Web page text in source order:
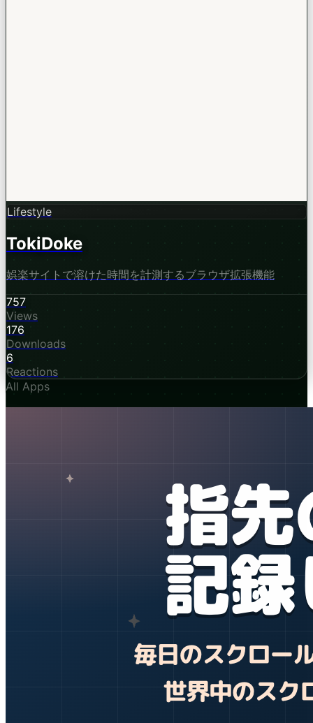
Lifestyle
TokiDoke
娯楽サイトで溶けた時間を計測するブラウザ拡張機能
757
Views
176
Downloads
6
Reactions
All Apps